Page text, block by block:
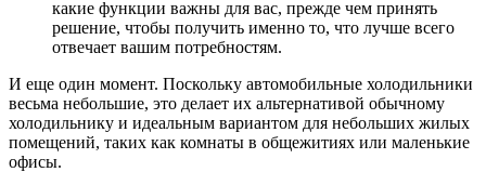
какие функции важны для вас, прежде чем принять
решение, чтобы получить именно то, что лучше всего
отвечает вашим потребностям.
И еще один момент. Поскольку автомобильные холодильники
весьма небольшие, это делает их альтернативой обычному
холодильнику и идеальным вариантом для небольших жилых
помещений, таких как комнаты в общежитиях или маленькие
офисы.